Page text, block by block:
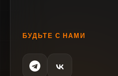
БУДЬТЕ С НАМИ